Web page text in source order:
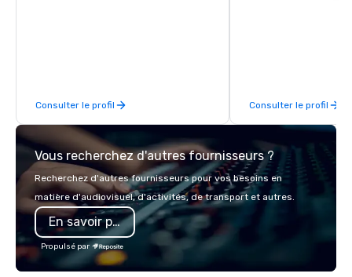
Consulter le profil Consulter le profil
Vous recherchez d'autres fournisseurs ?
Recherchez d'autres fournisseurs pour vos besoins en
matière d'audiovisuel, d'activités, de transport et autres.
En savoir plus
Propulsé par